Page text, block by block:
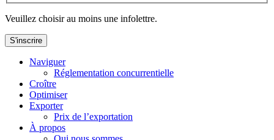
Veuillez choisir au moins une infolettre.
S'inscrire
Naviguer
Réglementation concurrentielle
Croître
Optimiser
Exporter
Prix de l’exportation
À propos